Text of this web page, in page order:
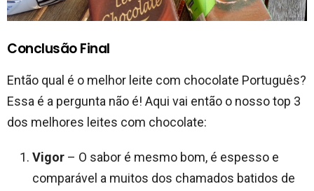
Conclusão Final
Então qual é o melhor leite com chocolate Português?
Essa é a pergunta não é! Aqui vai então o nosso top 3
dos melhores leites com chocolate:
Vigor – O sabor é mesmo bom, é espesso e
comparável a muitos dos chamados batidos de